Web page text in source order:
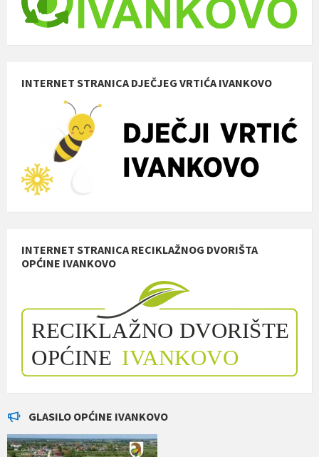
INTERNET STRANICA DJEČJEG VRTIĆA IVANKOVO
INTERNET STRANICA RECIKLAŽNOG DVORIŠTA
OPĆINE IVANKOVO
GLASILO OPĆINE IVANKOVO